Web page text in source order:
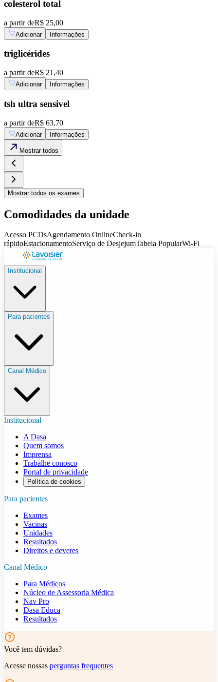
colesterol total
a partir deR$ 25,00
Adicionar Informações
triglicérides
a partir deR$ 21,40
Adicionar Informações
tsh ultra sensivel
a partir deR$ 63,70
Adicionar Informações
Mostrar todos
Mostrar todos os exames
Comodidades da unidade
Acesso PCDsAgendamento OnlineCheck-in
rápidoEstacionamentoServiço de DesjejumTabela PopularWi-Fi
Institucional
Para pacientes
Canal Médico
Institucional
A Dasa
Quem somos
Imprensa
Trabalhe conosco
Portal de privacidade
Política de cookies
Para pacientes
Exames
Vacinas
Unidades
Resultados
Direitos e deveres
Canal Médico
Para Médicos
Núcleo de Assessoria Médica
Nav Pro
Dasa Educa
Resultados
Você tem dúvidas?
Acesse nossas perguntas frequentes